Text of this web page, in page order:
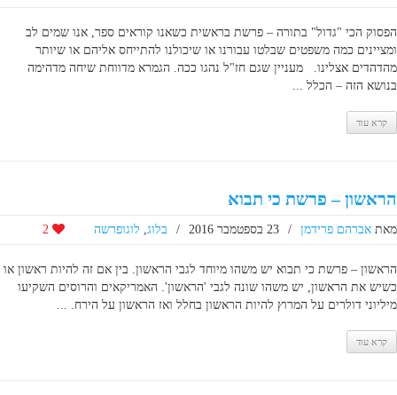
הפסוק הכי "גדול" בתורה – פרשת בראשית כשאנו קוראים ספר, אנו שמים לב
ומציינים כמה משפטים שבלטו עבורנו או שיכולנו להתייחס אליהם או שיותר
מהדהדים אצלינו. מעניין שגם חז"ל נהגו ככה. הגמרא מדווחת שיחה מדהימה
בנושא הזה – הכלל ...
קרא עוד
הראשון – פרשת כי תבוא
מאת אברהם פרידמן / 23 בספטמבר 2016 / בלוג, לוגופרשה
הראשון – פרשת כי תבוא יש משהו מיוחד לגבי הראשון. בין אם זה להיות ראשון או
כשיש את הראשון, יש משהו שונה לגבי 'הראשון'. האמריקאים והרוסים השקיעו
מיליוני דולרים על המרוץ להיות הראשון בחלל ואז הראשון על הירח. ...
קרא עוד